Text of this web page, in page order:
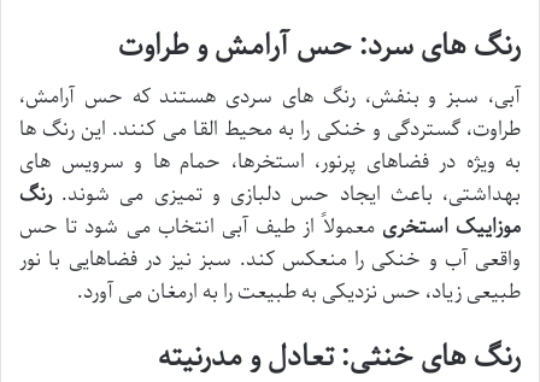
رنگ های سرد: حس آرامش و طراوت
آبی، سبز و بنفش، رنگ های سردی هستند که حس آرامش،
طراوت، گستردگی و خنکی را به محیط القا می کنند. این رنگ ها
به ویژه در فضاهای پرنور، استخرها، حمام ها و سرویس های
بهداشتی، باعث ایجاد حس دلبازی و تمیزی می شوند.رنگ
موزاییک استخری معمولاً از طیف آبی انتخاب می شود تا حس
واقعی آب و خنکی را منعکس کند. سبز نیز در فضاهایی با نور
طبیعی زیاد، حس نزدیکی به طبیعت را به ارمغان می آورد.
رنگ های خنثی: تعادل و مدرنیته